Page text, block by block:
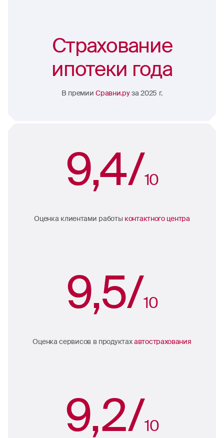
Страхование
ипотеки года
В премииСравни.руза 2025 г.
9,4/10
Оценка клиентами работы контактного центра
9,5/10
Оценка сервисов в продуктахавтострахования
9,2/10